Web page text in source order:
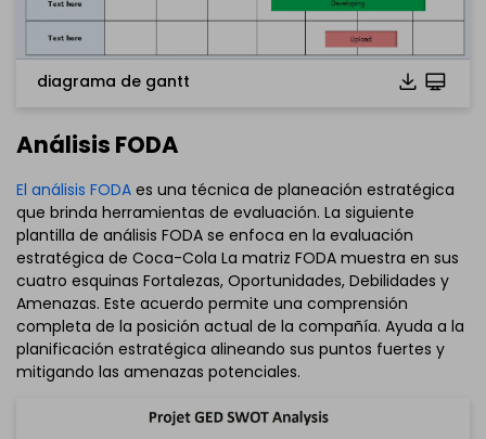
Haz clic para descargar y utilizar esta plantilla.
Si aún no lo tienes, puedes descargar
diagrama de gantt
Análisis FODA
El análisis FODA es una técnica de planeación estratégica
que brinda herramientas de evaluación. La siguiente
plantilla de análisis FODA se enfoca en la evaluación
estratégica de Coca-Cola La matriz FODA muestra en sus
cuatro esquinas Fortalezas, Oportunidades, Debilidades y
Amenazas. Este acuerdo permite una comprensión
completa de la posición actual de la compañía. Ayuda a la
planificación estratégica alineando sus puntos fuertes y
mitigando las amenazas potenciales.